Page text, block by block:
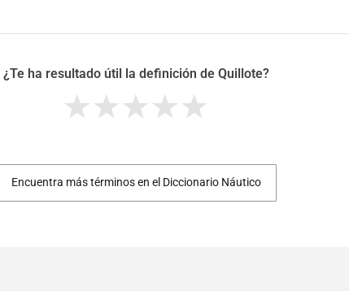
¿Te ha resultado útil la definición de Quillote?
Encuentra más términos en el Diccionario Náutico